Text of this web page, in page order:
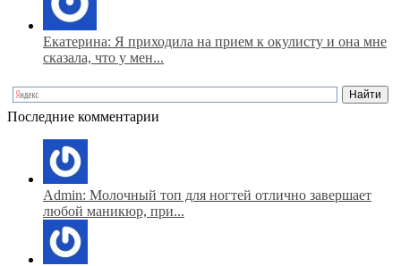
Екатерина: Я приходила на прием к окулисту и она мне
сказала, что у мен...
Последние комментарии
Admin: Молочный топ для ногтей отлично завершает
любой маникюр, при...